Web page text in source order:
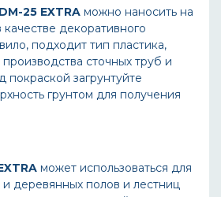
-25 EXTRA можно наносить на
декоративного
подходит тип пластика,
сточных труб и
покраской загрунтуйте
грунтом для получения
может использоваться для
деревянных полов и лестниц